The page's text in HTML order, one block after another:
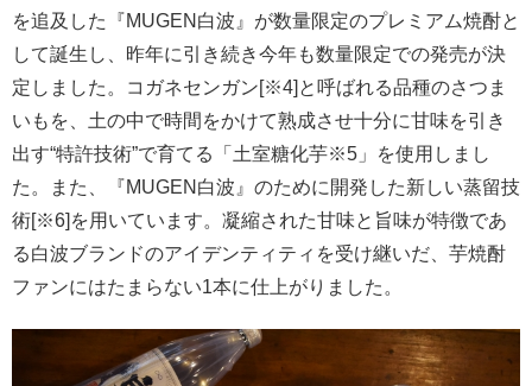
を追及した『MUGEN白波』が数量限定のプレミアム焼酎と
して誕生し、昨年に引き続き今年も数量限定での発売が決
定しました。コガネセンガン[※4]と呼ばれる品種のさつま
いもを、土の中で時間をかけて熟成させ十分に甘味を引き
出す“特許技術”で育てる「土室糖化芋※5」を使用しまし
た。また、『MUGEN白波』のために開発した新しい蒸留技
術[※6]を用いています。凝縮された甘味と旨味が特徴であ
る白波ブランドのアイデンティティを受け継いだ、芋焼酎
ファンにはたまらない1本に仕上がりました。